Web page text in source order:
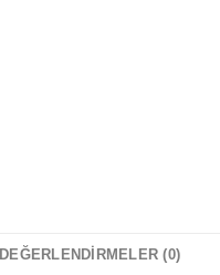
DEĞERLENDIRMELER (0)